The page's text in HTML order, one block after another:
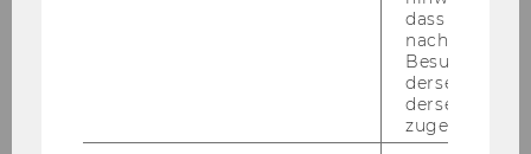
dass Daten
Besuchen auf
derselben
derselben
zugeordnet